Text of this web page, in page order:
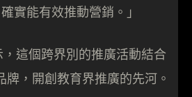
實能有效推動營銷。」
這個跨界別的推廣活動結合
牌，開創教育界推廣的先河。